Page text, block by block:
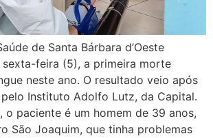
de Santa Bárbara d’Oeste
feira (5), a primeira morte
neste ano. O resultado veio após
Instituto Adolfo Lutz, da Capital.
o paciente é um homem de 39 anos,
São Joaquim, que tinha problemas